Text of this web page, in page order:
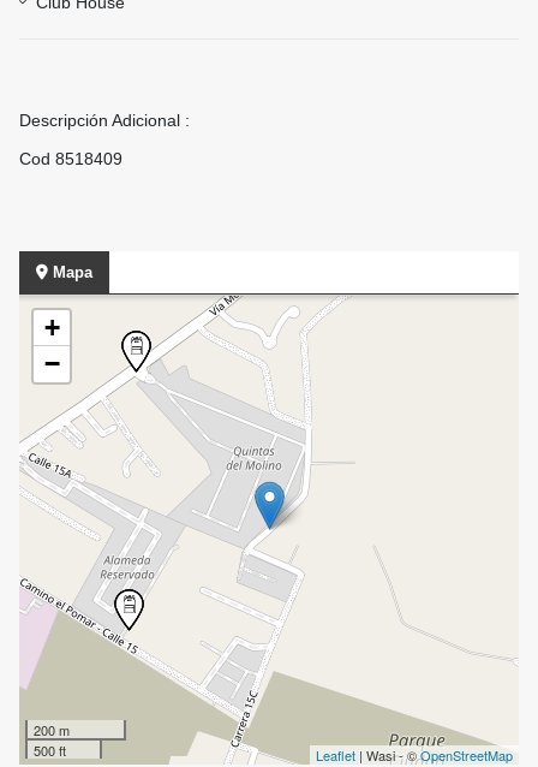
Descripción Adicional :
Cod 8518409
Mapa
+
−
200 m
500 ft
Leaflet | Wasi - ©OpenStreetMap